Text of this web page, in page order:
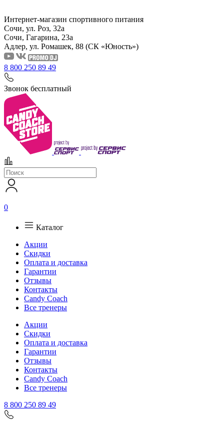
Интернет-магазин спортивного питания
Сочи, ул. Роз, 32а
Сочи, Гагарина, 23а
Адлер, ул. Ромашек, 88 (СК «Юность»)
8 800 250 89 49
Звонок бесплатный
0
Каталог
Акции
Скидки
Оплата и доставка
Гарантии
Отзывы
Контакты
Candy Coach
Все тренеры
Акции
Скидки
Оплата и доставка
Гарантии
Отзывы
Контакты
Candy Coach
Все тренеры
8 800 250 89 49